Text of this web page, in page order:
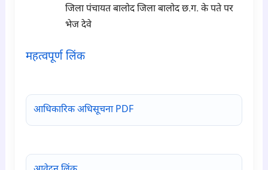
जिला पंचायत बालोद जिला बालोद छ.ग. के पते पर
भेज देवे
महत्वपूर्ण लिंक
आधिकारिक अधिसूचना PDF